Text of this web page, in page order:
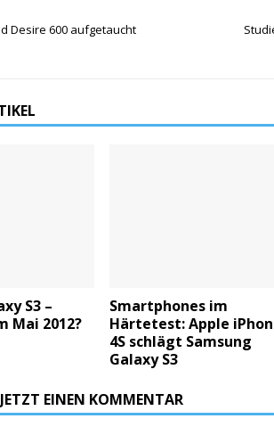
Desire 600 aufgetaucht
S3 –
Mai 2012?
Smartphones im
Härtetest: Apple
4S schlägt Samsung
Galaxy S3
EINEN KOMMENTAR